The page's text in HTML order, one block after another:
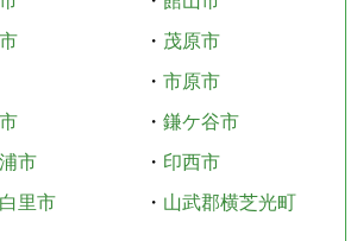
・ 茂原市
・ 市原市
・ 鎌ケ谷市
市
・ 印西市
里市
・ 山武郡横芝光町